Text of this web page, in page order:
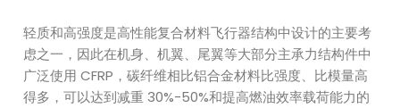
轻质和高强度是高性能复合材料飞行器结构中设计的主要考
虑之一，因此在机身、机翼、尾翼等大部分主承力结构件中
广泛使用 CFRP，碳纤维相比铝合金材料比强度、比模量高
得多，可以达到减重 30%-50%和提高燃油效率载荷能力的